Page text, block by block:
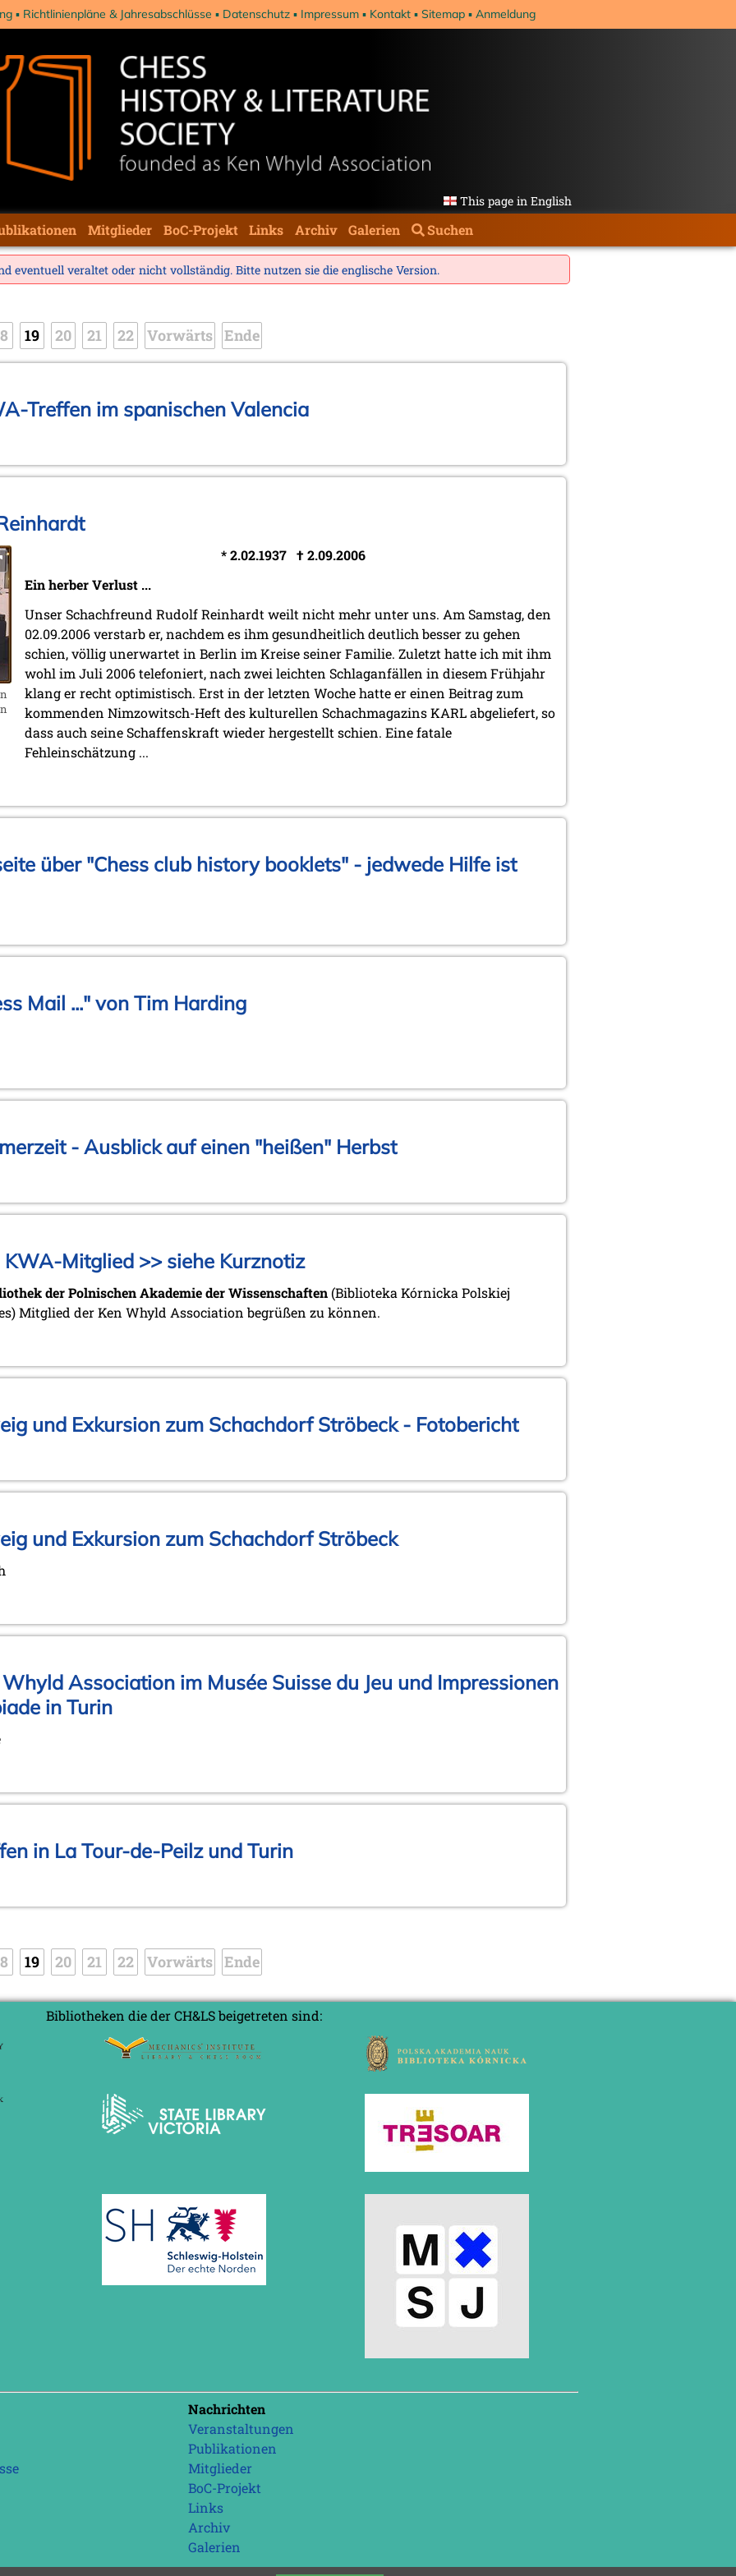
Richtlinienpläne & Jahresabschlüsse Datenschutz Impressum Kontakt Sitemap Anmeldung
This page in English
Mitglieder BoC-Projekt Links Archiv Galerien Suchen
eventuell veraltet oder nicht vollständig. Bitte nutzen sie die englische Version.
19 20 21 22 Vorwärts Ende
Treffen im spanischen Valencia
* 2.02.1937 † 2.09.2006
Ein herber Verlust ...
Unser Schachfreund Rudolf Reinhardt weilt nicht mehr unter uns. Am Samstag, den
02.09.2006 verstarb er, nachdem es ihm gesundheitlich deutlich besser zu gehen
schien, völlig unerwartet in Berlin im Kreise seiner Familie. Zuletzt hatte ich mit ihm
wohl im Juli 2006 telefoniert, nach zwei leichten Schlaganfällen in diesem Frühjahr
klang er recht optimistisch. Erst in der letzten Woche hatte er einen Beitrag zum
kommenden Nimzowitsch-Heft des kulturellen Schachmagazins KARL abgeliefert, so
dass auch seine Schaffenskraft wieder hergestellt schien. Eine fatale
Fehleinschätzung ...
über "Chess club history booklets" - jedwede Hilfe ist
Mail ..." von Tim Harding
- Ausblick auf einen "heißen" Herbst
Mitglied >> siehe Kurznotiz
der Polnischen Akademie der Wissenschaften(Biblioteka Kórnicka Polskiej
Mitglied der Ken Whyld Association begrüßen zu können.
und Exkursion zum Schachdorf Ströbeck - Fotobericht
und Exkursion zum Schachdorf Ströbeck
Association im Musée Suisse du Jeu und Impressionen
in Turin
in La Tour-de-Peilz und Turin
19 20 21 22 Vorwärts Ende
Bibliotheken die der CH&LS beigetreten sind:
Navigation
überspringen
Nachrichten
Veranstaltungen
Publikationen
Mitglieder
BoC-Projekt
Links
Archiv
Galerien